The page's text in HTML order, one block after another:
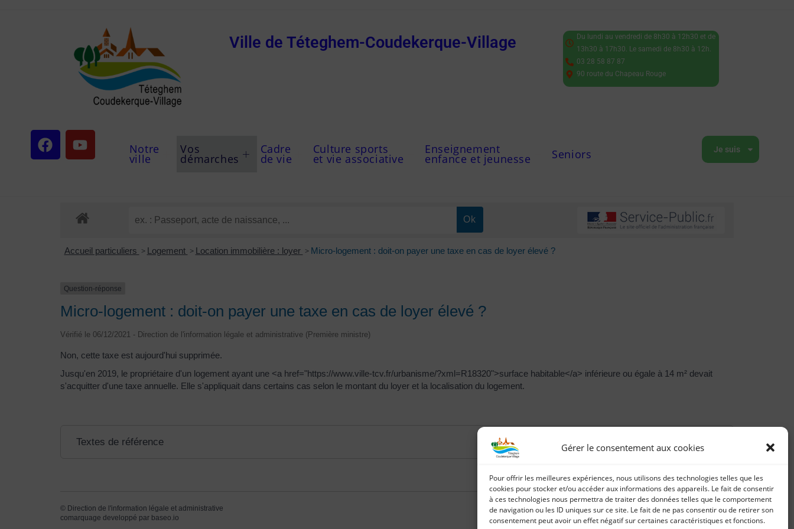
Gérer le consentement aux cookies
Pour offrir les meilleures expériences, nous utilisons des technologies telles que les
cookies pour stocker et/ou accéder aux informations des appareils. Le fait de consentir
à ces technologies nous permettra de traiter des données telles que le comportement
de navigation ou les ID uniques sur ce site. Le fait de ne pas consentir ou de retirer son
consentement peut avoir un effet négatif sur certaines caractéristiques et fonctions.
Ville de Téteghem-Coudekerque-Village
Du lundi au vendredi de 8h30 à 12h30 et de
13h30 à 17h30. Le samedi de 8h30 à 12h.
03 28 58 87 87
90 route du Chapeau Rouge
Notre
ville
Vos
démarches
Cadre
de vie
Culture sports
et vie associative
Enseignement
enfance et jeunesse Seniors Je suis
Accueil particuliers > Logement > Location immobilière : loyer > Micro-logement : doit-on payer une taxe en cas de loyer élevé ?
Question-réponse
Micro-logement : doit-on payer une taxe en cas de loyer élevé ?
Vérifié le 06/12/2021 - Direction de l'information légale et administrative (Première ministre)
Non, cette taxe est aujourd'hui supprimée.
Jusqu'en 2019, le propriétaire d'un logement ayant une <a href="https://www.ville-tcv.fr/urbanisme/?xml=R18320">surface habitable</a> inférieure ou égale à 14 m² devait
s'acquitter d'une taxe annuelle. Elle s'appliquait dans certains cas selon le montant du loyer et la localisation du logement.
Textes de référence
© Direction de l'information légale et administrative
comarquage developpé par baseo.io